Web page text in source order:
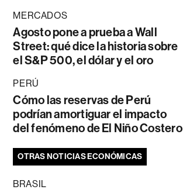
MERCADOS
Agosto pone a prueba a Wall
Street: qué dice la historia sobre
el S&P 500, el dólar y el oro
PERÚ
Cómo las reservas de Perú
podrían amortiguar el impacto
del fenómeno de El Niño Costero
OTRAS NOTICIAS ECONÓMICAS
BRASIL